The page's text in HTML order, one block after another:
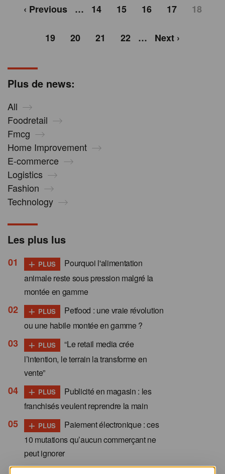
Plus de news:
All
Foodretail
Fmcg
Home Improvement
E-commerce
Logistics
Fashion
Technology
‹ Previous … 14 15 16 17 18
19 20 21 22 … Next ›
Les plus lus
+ PLUS
Pourquoi l'alimentation
animale reste sous pression malgré la
montée en gamme
+ PLUS
Petfood : une vraie révolution
ou une habile montée en gamme ?
+ PLUS
“Le retail media crée
l’intention, le terrain la transforme en
vente”
+ PLUS
Publicité en magasin : les
franchisés veulent reprendre la main
+ PLUS
Paiement électronique : ces
10 mutations qu’aucun commerçant ne
peut ignorer